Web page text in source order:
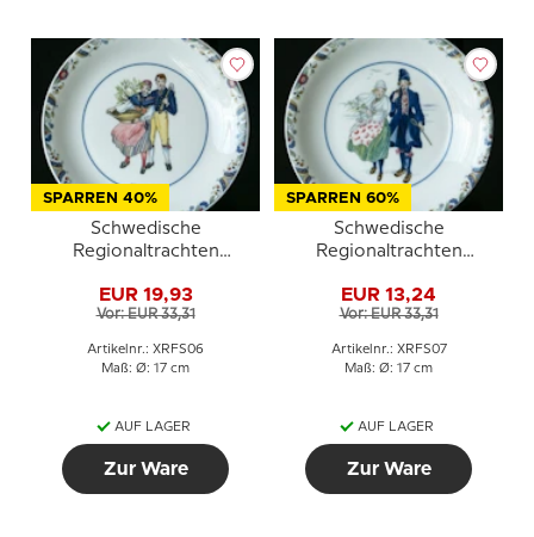
SPARREN 40%
Schwedische
Regionaltrachten
Gästrikland
EUR 19,93
Vor: EUR 33,31
Artikelnr.: XRFS06
Maß: Ø: 17 cm
AUF LAGER
Zur Ware
SPARREN 60%
Schwedische
Regionaltrachten
Halland
EUR 13,24
Vor: EUR 33,31
Artikelnr.: XRFS07
Maß: Ø: 17 cm
AUF LAGER
Zur Ware